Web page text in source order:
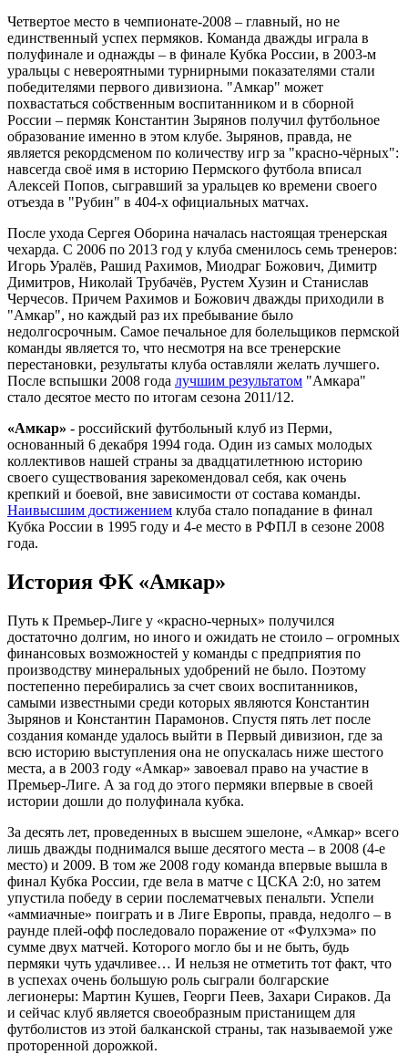
Четвертое место в чемпионате-2008 – главный, но не
единственный успех пермяков. Команда дважды играла в
полуфинале и однажды – в финале Кубка России, в 2003-м
уральцы с невероятными турнирными показателями стали
победителями первого дивизиона. "Амкар" может
похвастаться собственным воспитанником и в сборной
России – пермяк Константин Зырянов получил футбольное
образование именно в этом клубе. Зырянов, правда, не
является рекордсменом по количеству игр за "красно-чёрных":
навсегда своё имя в историю Пермского футбола вписал
Алексей Попов, сыгравший за уральцев ко времени своего
отъезда в "Рубин" в 404-х официальных матчах.
После ухода Сергея Оборина началась настоящая тренерская
чехарда. С 2006 по 2013 год у клуба сменилось семь тренеров:
Игорь Уралёв, Рашид Рахимов, Миодраг Божович, Димитр
Димитров, Николай Трубачёв, Рустем Хузин и Станислав
Черчесов. Причем Рахимов и Божович дважды приходили в
"Амкар", но каждый раз их пребывание было
недолгосрочным. Самое печальное для болельщиков пермской
команды является то, что несмотря на все тренерские
перестановки, результаты клуба оставляли желать лучшего.
После вспышки 2008 года лучшим результатом "Амкара"
стало десятое место по итогам сезона 2011/12.
«Амкар» - российский футбольный клуб из Перми,
основанный 6 декабря 1994 года. Один из самых молодых
коллективов нашей страны за двадцатилетнюю историю
своего существования зарекомендовал себя, как очень
крепкий и боевой, вне зависимости от состава команды.
Наивысшим достижением клуба стало попадание в финал
Кубка России в 1995 году и 4-е место в РФПЛ в сезоне 2008
года.
История ФК «Амкар»
Путь к Премьер-Лиге у «красно-черных» получился
достаточно долгим, но иного и ожидать не стоило – огромных
финансовых возможностей у команды с предприятия по
производству минеральных удобрений не было. Поэтому
постепенно перебирались за счет своих воспитанников,
самыми известными среди которых являются Константин
Зырянов и Константин Парамонов. Спустя пять лет после
создания команде удалось выйти в Первый дивизион, где за
всю историю выступления она не опускалась ниже шестого
места, а в 2003 году «Амкар» завоевал право на участие в
Премьер-Лиге. А за год до этого пермяки впервые в своей
истории дошли до полуфинала кубка.
За десять лет, проведенных в высшем эшелоне, «Амкар» всего
лишь дважды поднимался выше десятого места – в 2008 (4-е
место) и 2009. В том же 2008 году команда впервые вышла в
финал Кубка России, где вела в матче с ЦСКА 2:0, но затем
упустила победу в серии послематчевых пенальти. Успели
«аммиачные» поиграть и в Лиге Европы, правда, недолго – в
раунде плей-офф последовало поражение от «Фулхэма» по
сумме двух матчей. Которого могло бы и не быть, будь
пермяки чуть удачливее… И нельзя не отметить тот факт, что
в успехах очень большую роль сыграли болгарские
легионеры: Мартин Кушев, Георги Пеев, Захари Сираков. Да
и сейчас клуб является своеобразным пристанищем для
футболистов из этой балканской страны, так называемой уже
проторенной дорожкой.